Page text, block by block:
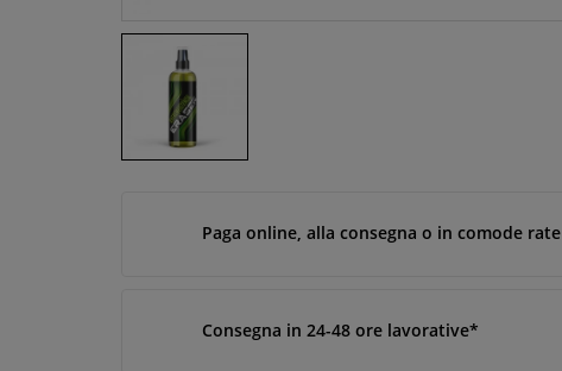
Paga online, alla consegna o in comode rate
Consegna in 24-48 ore lavorative*